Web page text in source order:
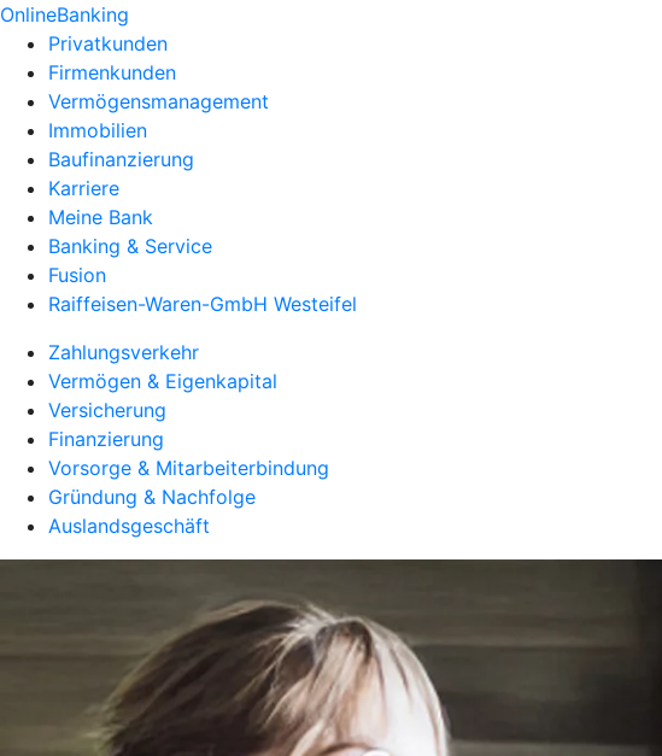
OnlineBanking
Privatkunden
Firmenkunden
Vermögensmanagement
Immobilien
Baufinanzierung
Karriere
Meine Bank
Banking & Service
Fusion
Raiffeisen-Waren-GmbH Westeifel
Zahlungsverkehr
Vermögen & Eigenkapital
Versicherung
Finanzierung
Vorsorge & Mitarbeiterbindung
Gründung & Nachfolge
Auslandsgeschäft